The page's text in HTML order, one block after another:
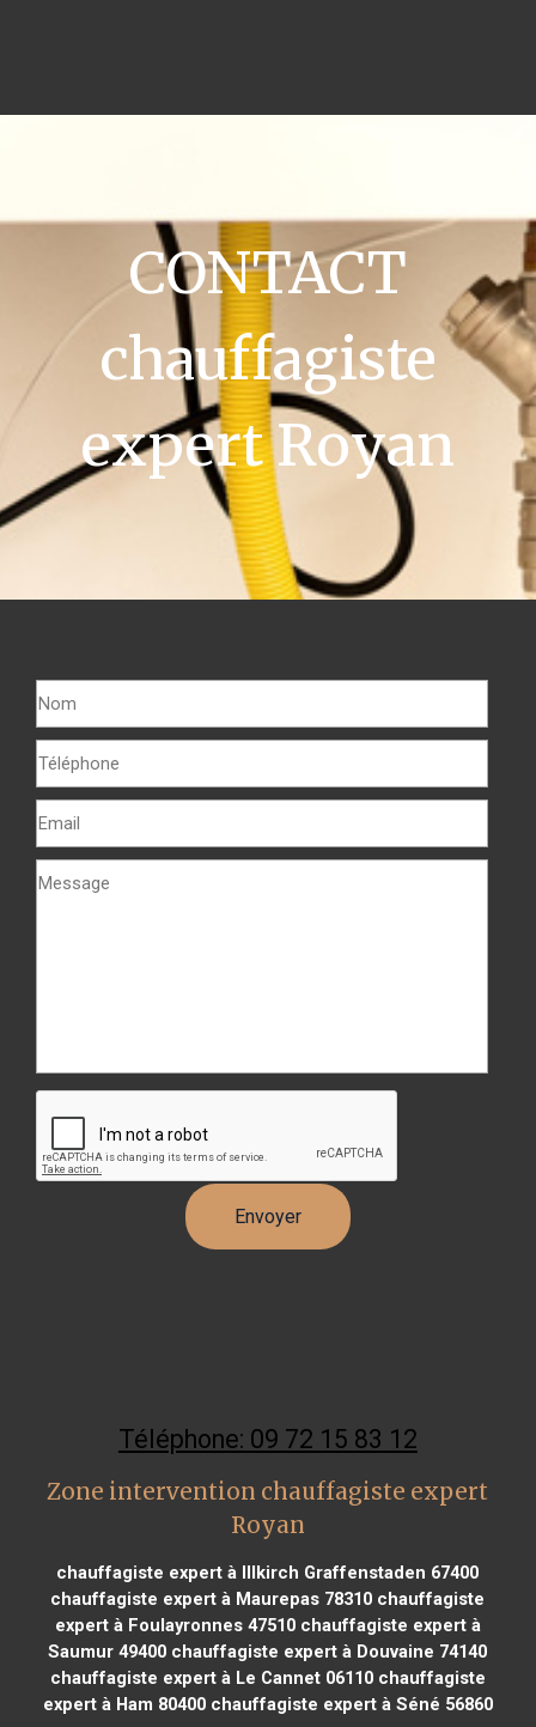
CONTACT
chauffagiste
expert Royan
Téléphone: 09 72 15 83 12
Zone intervention chauffagiste expert
Royan
chauffagiste expert à Illkirch Graffenstaden 67400
chauffagiste expert à Maurepas 78310 chauffagiste
expert à Foulayronnes 47510chauffagiste expert à
Saumur 49400 chauffagiste expert à Douvaine 74140
chauffagiste expert à Le Cannet 06110chauffagiste
expert à Ham 80400chauffagiste expert à Séné 56860